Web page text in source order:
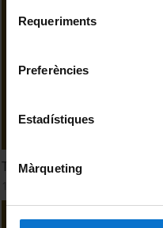
consultar laPolítica de
Requeriments
Preferències
Estadístiques
Màrqueting
Terminologia